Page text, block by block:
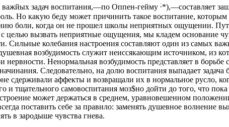
задач воспитания,—по Оппен-гейму ;*),—составляет
Но какую беду может причинить такое воспитание,
боли, когда он не прошел школы неприятных ощущении.
целью вызвать неприятные ощущения, мы кладем основание
Сильные колебания настроения составляют один из самых
возбудимость служит неиссякающим источником, из
нервности. Ненормальная возбудимость представляет в
Следовательно, на долю воспитания выпадает
сдерживали аффекты и возвращали их в нормальное русло,
и тщательного самовоспитания моз$но дойти до того, что
может держаться в среднем, уравновешенном
поставить себе за правило: заменять душевное волнение
в зародыше чувства гнева.